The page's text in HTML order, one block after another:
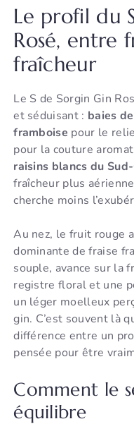
Le profil du
Rosé, entre
fraîcheur
Le S de Sorgin Gin
et séduisant : baies
framboise pour le
pour la couture
raisins blancs du
fraîcheur plus aérienne
cherche moins
Au nez, le fruit rouge
dominante de fraise
souple, avance sur la
registre floral et une
un léger moelleux
gin. C’est souvent là
différence entre un
pensée pour être
Comment le
équilibre